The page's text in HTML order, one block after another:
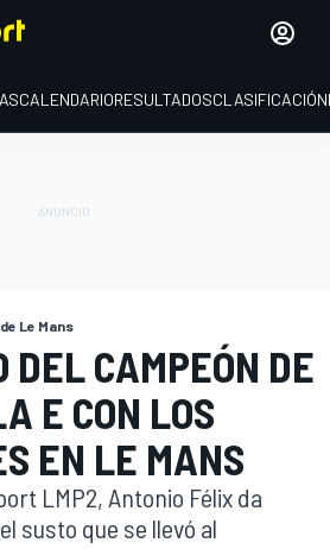
CALENDARIORESULTADOSCLASIFICACIÓN
Le Mans
DEL CAMPEÓN DE
E CON LOS
EN LE MANS
LMP2, Antonio Félix da
susto que se llevó al